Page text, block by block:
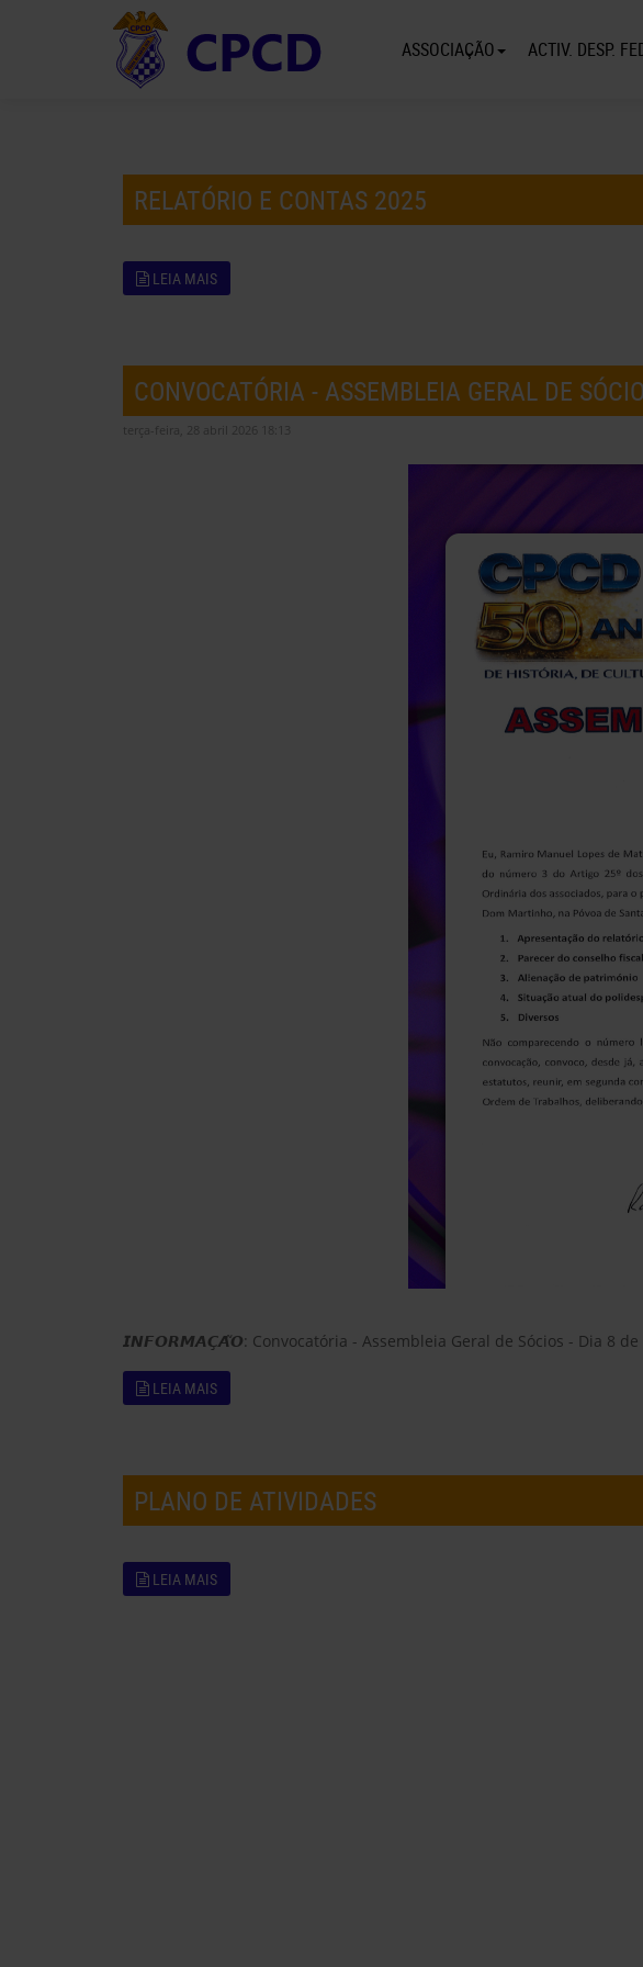
ASSOCIAÇÃO ACTIV. DESP.
RELATÓRIO E CONTAS 2025
LEIA MAIS
CONVOCATÓRIA - ASSEMBLEIA GERAL DE
terça-feira, 28 abril 2026 18:13
𝙄𝙉𝙁𝙊𝙍𝙈𝘼𝘾̧𝘼̃𝙊: Convocatória - Assembleia Geral de Sócios - Dia 8
LEIA MAIS
PLANO DE ATIVIDADES
LEIA MAIS